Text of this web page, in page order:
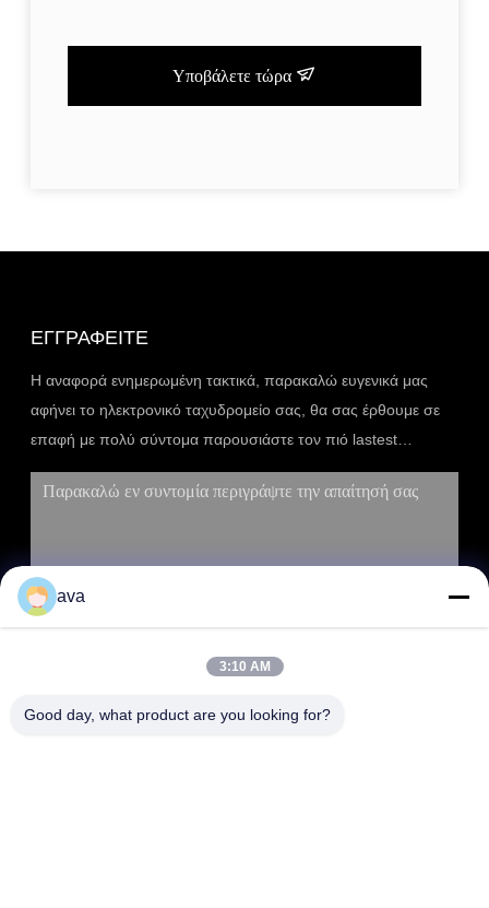
Υποβάλετε τώρα
ΕΓΓΡΑΦΕΊΤΕ
Η αναφορά ενημερωμένη τακτικά, παρακαλώ ευγενικά μας
αφήνει το ηλεκτρονικό ταχυδρομείο σας, θα σας έρθουμε σε
επαφή με πολύ σύντομα παρουσιάστε τον πιό lastest
κατάλογο.
ava
3:10 AM
Good day, what product are you looking for?